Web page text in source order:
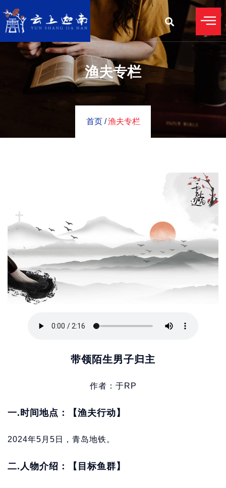
渔夫专栏
首页 / 渔夫专栏
带领陌生男子归主
作者：于RP
一.时间地点：【渔夫行动】
2024年5月5日，青岛地铁。
二.人物介绍：【目标鱼群】